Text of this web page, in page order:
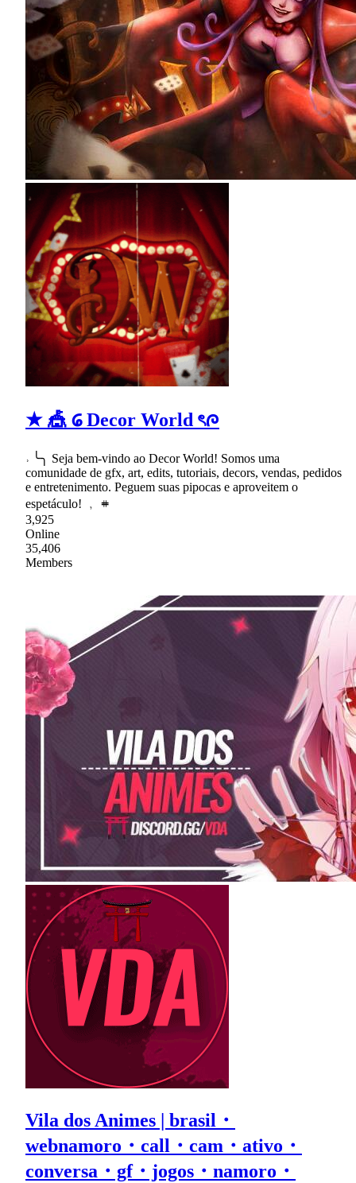
★ 🎪 𑊑 Decor World ৎᰍ
˒ ╰╮ Seja bem-vindo ao Decor World! Somos uma
comunidade de gfx, art, edits, tutoriais, decors, vendas, pedidos
e entretenimento. Peguem suas pipocas e aproveitem o
espetáculo! ﹐ 𖥻
3,925
Online
35,406
Members
Vila dos Animes | brasil・
webnamoro・call・cam・ativo・
conversa・gf・jogos・namoro・